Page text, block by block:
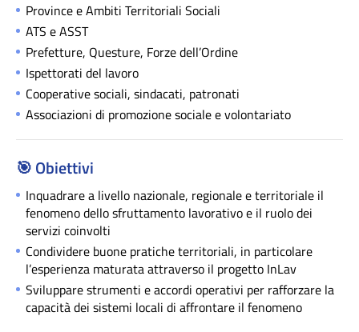
Province e Ambiti Territoriali Sociali
ATS e ASST
Prefetture, Questure, Forze dell’Ordine
Ispettorati del lavoro
Cooperative sociali, sindacati, patronati
Associazioni di promozione sociale e volontariato
🎯Obiettivi
Inquadrare a livello nazionale, regionale e territoriale il
fenomeno dello sfruttamento lavorativo e il ruolo dei
servizi coinvolti
Condividere buone pratiche territoriali, in particolare
l’esperienza maturata attraverso il progetto InLav
Sviluppare strumenti e accordi operativi per rafforzare la
capacità dei sistemi locali di affrontare il fenomeno